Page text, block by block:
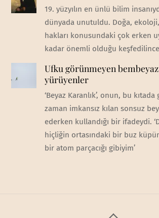
19. yüzyılın en ünlü bilim
dünyada unutuldu. Doğa,
hakları konusundaki çok erken
kadar önemli olduğu
Ufku görünmeyen
yürüyenler
‘Beyaz Karanlık’, onun, bu
zaman imkansız kılan sonsuz
ederken kullandığı bir ifadeydi.
hiçliğin ortasındaki bir buz
bir atom parçacığı gibiyim’